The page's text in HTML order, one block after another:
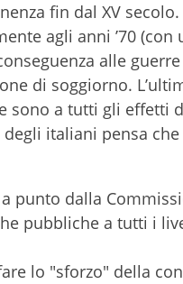
fin dal XV
agli anni ’70
alle
di soggiorno.
sono a tutti gli effetti
degli italiani pensa
punto dalla
pubbliche a tutti i
lo "sforzo" della